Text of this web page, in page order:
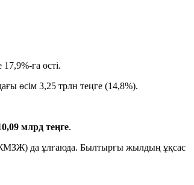
ға өсті.
өсім 3,25 трлн теңге (14,8%).
млрд теңге.
да ұлғаюда. Былтырғы жылдың ұқсас